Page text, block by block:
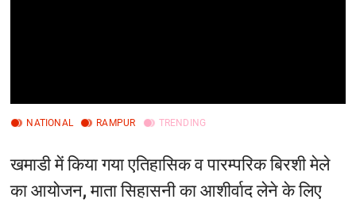
NATIONAL RAMPUR TRENDING
खमाडी में किया गया एतिहासिक व पारम्परिक बिरशी मेले
का आयोजन, माता सिहासनी का आशीर्वाद लेने के लिए